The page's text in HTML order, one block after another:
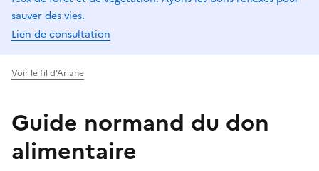
sauver des vies.
Lien de consultation
Voir le fil d'Ariane
Guide normand du don
alimentaire